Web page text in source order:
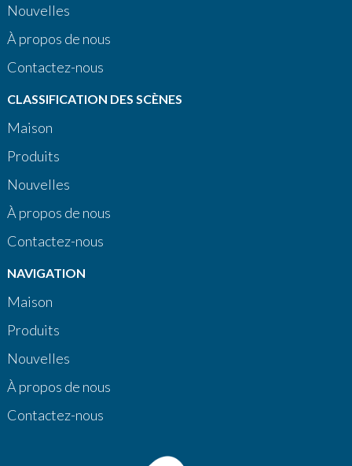
Nouvelles
À propos de nous
Contactez-nous
CLASSIFICATION DES SCÈNES
Maison
Produits
Nouvelles
À propos de nous
Contactez-nous
NAVIGATION
Maison
Produits
Nouvelles
À propos de nous
Contactez-nous